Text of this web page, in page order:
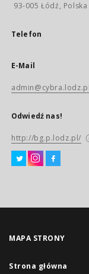
93-005 Łódź, Polska
Telefon
E-Mail
admin@cybra.lodz.pl
Odwiedź nas!
http://bg.p.lodz.pl/
MAPA STRONY
Strona główna